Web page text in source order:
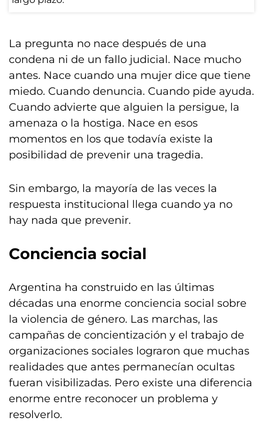
La pregunta no nace después de una
condena ni de un fallo judicial. Nace mucho
antes. Nace cuando una mujer dice que tiene
miedo. Cuando denuncia. Cuando pide ayuda.
Cuando advierte que alguien la persigue, la
amenaza o la hostiga. Nace en esos
momentos en los que todavía existe la
posibilidad de prevenir una tragedia.
Sin embargo, la mayoría de las veces la
respuesta institucional llega cuando ya no
hay nada que prevenir.
Conciencia social
Argentina ha construido en las últimas
décadas una enorme conciencia social sobre
la violencia de género. Las marchas, las
campañas de concientización y el trabajo de
organizaciones sociales lograron que muchas
realidades que antes permanecían ocultas
fueran visibilizadas. Pero existe una diferencia
enorme entre reconocer un problema y
resolverlo.